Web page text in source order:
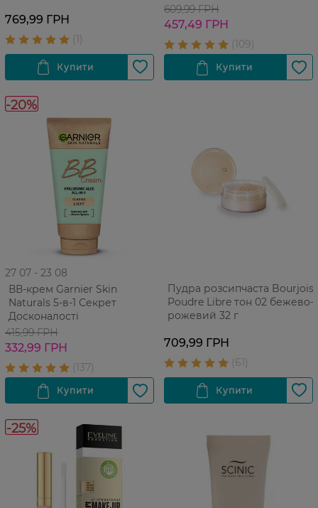
769,99 ГРН
609,99 ГРН
457,49 ГРН
-20%
27 07 - 23 08
ВВ-крем Garnier Skin
Naturals 5-в-1 Секрет
Досконалості
415,99 ГРН
332,99 ГРН
Пудра розсипчаста Bourjois
Poudre Libre тон 02 бежево-
рожевий 32 г
709,99 ГРН
-25%